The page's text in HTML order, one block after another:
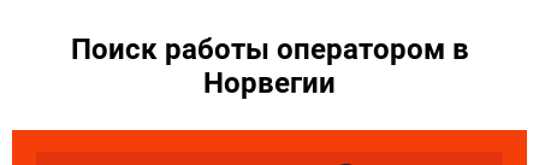
Поиск работы оператором в
Норвегии